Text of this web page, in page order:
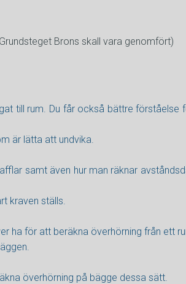
Brons skall vara genomfört)
till rum. Du får också bättre förståelse
är lätta att undvika.
samt även hur man räknar
kraven ställs.
ha för att beräkna överhörning från ett
överhörning på bägge dessa sätt.